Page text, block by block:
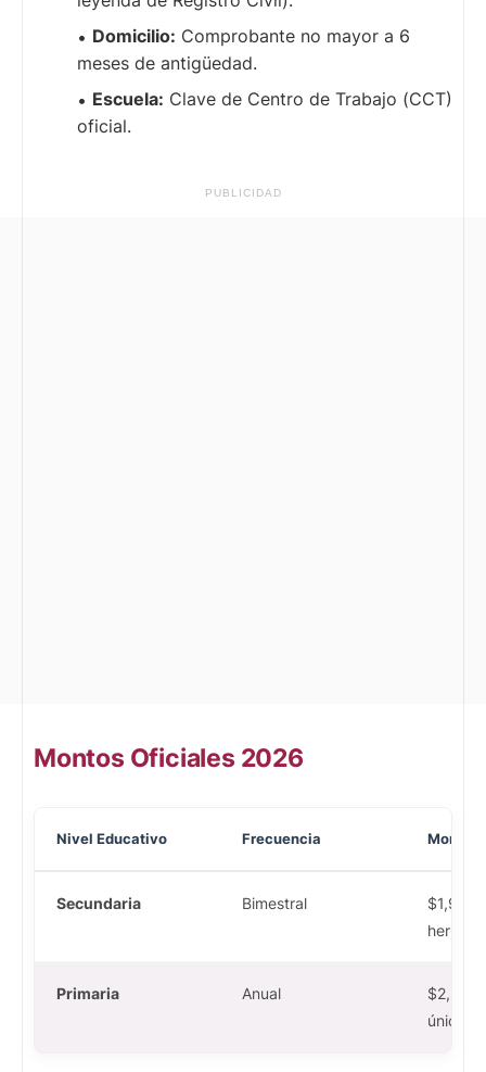
Domicilio: Comprobante no mayor a 6
meses de antigüedad.
Escuela: Clave de Centro de Trabajo (CCT)
oficial.
PUBLICIDAD
Montos Oficiales 2026
Nivel Educativo Frecuencia Monto
Secundaria Bimestral
$1,900
Primaria Anual
$2,500
único)